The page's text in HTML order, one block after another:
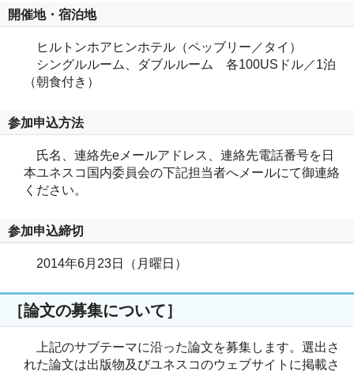
開催地・宿泊地
ヒルトンホアヒンホテル（ペッブリー／タイ）
シングルルーム、ダブルルーム 各100USドル／1泊
（朝食付き）
参加申込方法
氏名、連絡先eメールアドレス、連絡先電話番号を日
本ユネスコ国内委員会の下記担当者へメールにて御連絡
ください。
参加申込締切
2014年6月23日（月曜日）
［論文の募集について］
上記のサブテーマに沿った論文を募集します。選出さ
れた論文は出版物及びユネスコのウェブサイトに掲載さ